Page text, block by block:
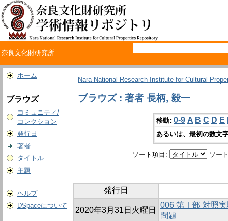
奈良文化財研究所
ホーム
ブラウズ
コミュニティ/
コレクション
発行日
著者
タイトル
主題
ヘルプ
DSpaceについて
Nara National Research Institute for Cultural
ブラウズ : 著者 長柄, 毅一
移動: 0-9 A B C D E
あるいは、最初の数文
ソート項目: ソー
発行日
2020年3月31日火曜日
006 第Ⅰ部 対照実
問題